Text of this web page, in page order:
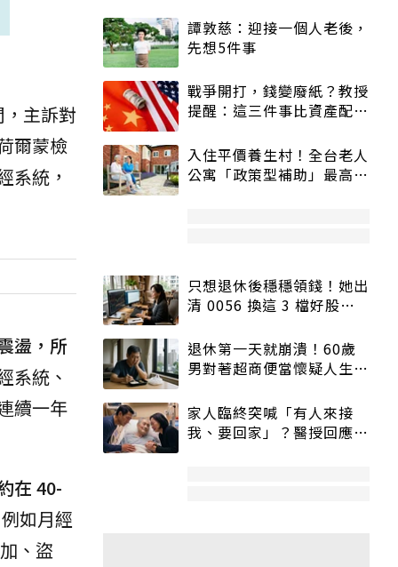
主訴對
爾蒙檢
系統，
盪，所
系統、
續一年
在 40-
如月經
、盜
譚敦慈：迎接一個人老後，
先想5件事
戰爭開打，錢變廢紙？教授
提醒：這三件事比資產配置
入住平價養生村！全台老人
公寓「政策型補助」最高打
只想退休後穩穩領錢！她出
清 0056 換這 3 檔好股：
退休第一天就崩潰！60歲
男對著超商便當懷疑人生
家人臨終突喊「有人來接
我、要回家」？醫授回應方